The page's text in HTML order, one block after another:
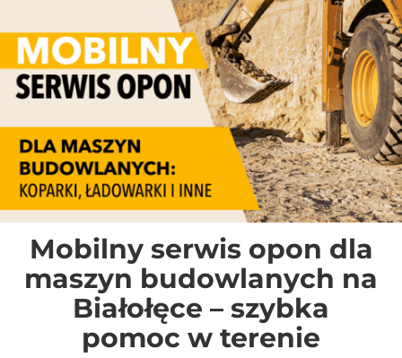
Mobilny serwis opon dla
maszyn budowlanych na
Białołęce – szybka
pomoc w terenie